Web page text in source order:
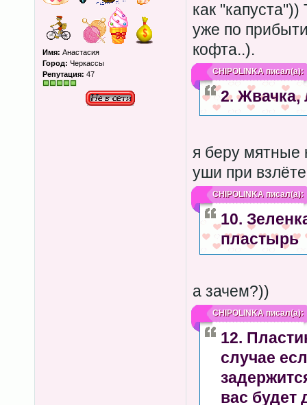
Имя: Анастасия
Город: Черкассы
Репутация: 47
как "капуста"))
уже по
кофта..).
CHIPOLINKAписал(а):
2.
я беру мятные
уши при
CHIPOLINKAписал(а):
10.
пластырь
а зачем?))
CHIPOLINKAписал(а):
12.
случае
вас будет